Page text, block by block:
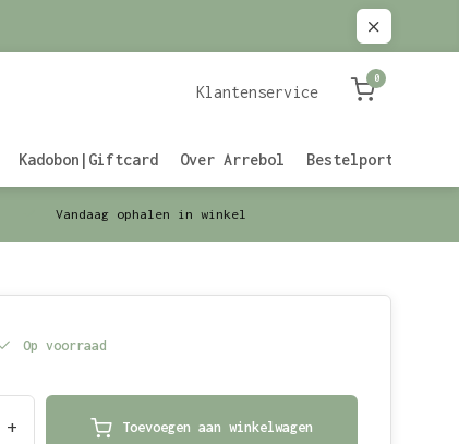
Klantenservice
0
Kadobon|Giftcard Over Arrebol Bestelportaal
Vandaag ophalen in winkel
Op voorraad
+ Toevoegen aan winkelwagen